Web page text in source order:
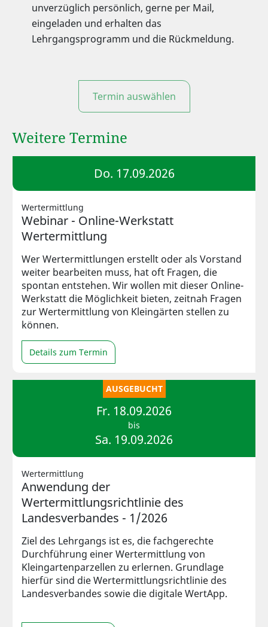
unverzüglich persönlich, gerne per Mail,
eingeladen und erhalten das
Lehrgangsprogramm und die Rückmeldung.
Termin auswählen
Weitere Termine
Do. 17.09.2026
Wertermittlung
Webinar - Online-Werkstatt
Wertermittlung
Wer Wertermittlungen erstellt oder als Vorstand
weiter bearbeiten muss, hat oft Fragen, die
spontan entstehen. Wir wollen mit dieser Online-
Werkstatt die Möglichkeit bieten, zeitnah Fragen
zur Wertermittlung von Kleingärten stellen zu
können.
Details zum Termin
AUSGEBUCHT
Fr. 18.09.2026
bis
Sa. 19.09.2026
Wertermittlung
Anwendung der
Wertermittlungsrichtlinie des
Landesverbandes - 1/2026
Ziel des Lehrgangs ist es, die fachgerechte
Durchführung einer Wertermittlung von
Kleingartenparzellen zu erlernen. Grundlage
hierfür sind die Wertermittlungsrichtlinie des
Landesverbandes sowie die digitale WertApp.